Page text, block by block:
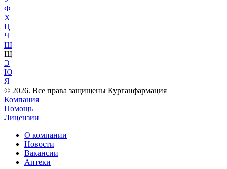
Ф
Х
Ц
Ч
Ш
Щ
Э
Ю
Я
© 2026. Все права защищены Курганфармация
Компания
Помощь
Лицензии
О компании
Новости
Вакансии
Аптеки